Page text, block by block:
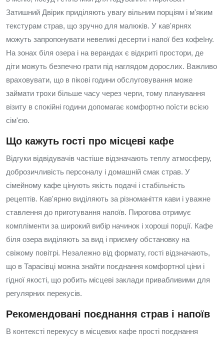
Затишний Двірик приділяють увагу вільним порціям і м'яким
текстурам страв, що зручно для малюків. У кав'ярнях
можуть запропонувати невеликі десерти і напої без кофеїну.
На зонах біля озера і на верандах є відкриті простори, де
діти можуть безпечно грати під наглядом дорослих. Важливо
враховувати, що в пікові години обслуговування може
займати трохи більше часу через черги, тому планування
візиту в спокійні години допомагає комфортно поїсти всією
сім'єю.
Що кажуть гості про місцеві кафе
Відгуки відвідувачів частіше відзначають теплу атмосферу,
доброзичливість персоналу і домашній смак страв. У
сімейному кафе цінують якість подачі і стабільність
рецептів. Кав'ярню виділяють за різноманіття кави і уважне
ставлення до приготування напоїв. Пирогова отримує
компліменти за широкий вибір начинок і хороші порції. Кафе
біля озера виділяють за вид і приємну обстановку на
свіжому повітрі. Незалежно від формату, гості відзначають,
що в Тарасівці можна знайти поєднання комфортної ціни і
гідної якості, що робить місцеві заклади привабливими для
регулярних перекусів.
Рекомендовані поєднання страв і напоїв
В контексті перекусу в місцевих кафе прості поєднання